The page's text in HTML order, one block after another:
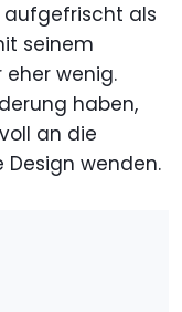
aufgefrischt als
seinem
eher wenig.
haben,
an die
Design wenden.